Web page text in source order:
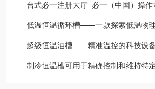
台式必一注册大厅_必一（中国）操
低温恒温循环槽——一款探索低温物
超级恒温油槽——精准温控的科技设
制冷恒温槽可用于精确控制和维持特